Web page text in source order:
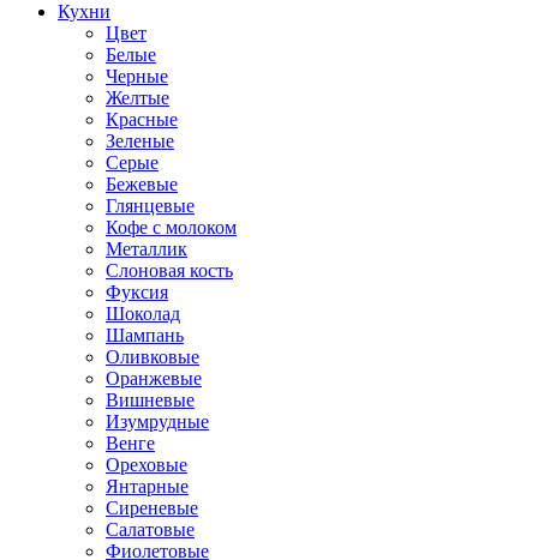
Кухни
Цвет
Белые
Черные
Желтые
Красные
Зеленые
Серые
Бежевые
Глянцевые
Кофе с молоком
Металлик
Слоновая кость
Фуксия
Шоколад
Шампань
Оливковые
Оранжевые
Вишневые
Изумрудные
Венге
Ореховые
Янтарные
Сиреневые
Салатовые
Фиолетовые